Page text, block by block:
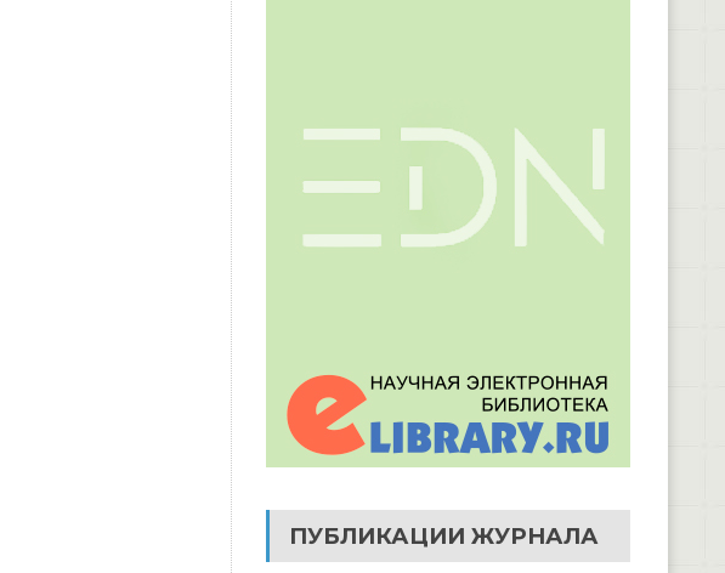
ПУБЛИКАЦИИ ЖУРНАЛА